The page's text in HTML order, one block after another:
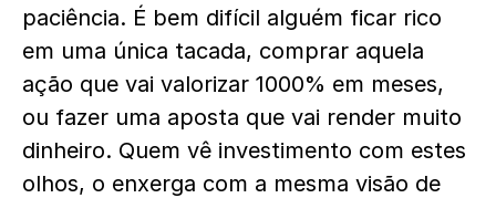
paciência. É bem difícil alguém ficar rico
em uma única tacada, comprar aquela
ação que vai valorizar 1000% em meses,
ou fazer uma aposta que vai render muito
dinheiro. Quem vê investimento com estes
olhos, o enxerga com a mesma visão de